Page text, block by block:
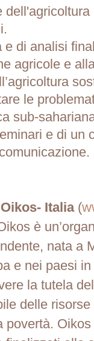
e di analisi
agricole e
le
sub-
e di un
Italia(
è
nata a
e nei paesi
la tutela
delle
povertà.